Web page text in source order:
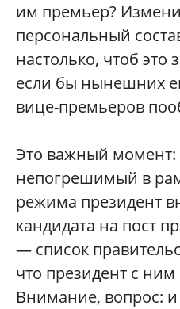
им премьер?
персональный
настолько, чтоб это
если бы нынешних
вице-премьеров
Это важный
непогрешимый в
режима президент
кандидата на пост
— список
что президент с ним
Внимание, вопрос: и